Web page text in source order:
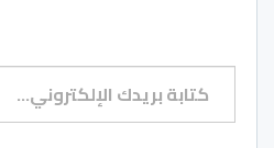
كتابة بريدك الإلكتروني...